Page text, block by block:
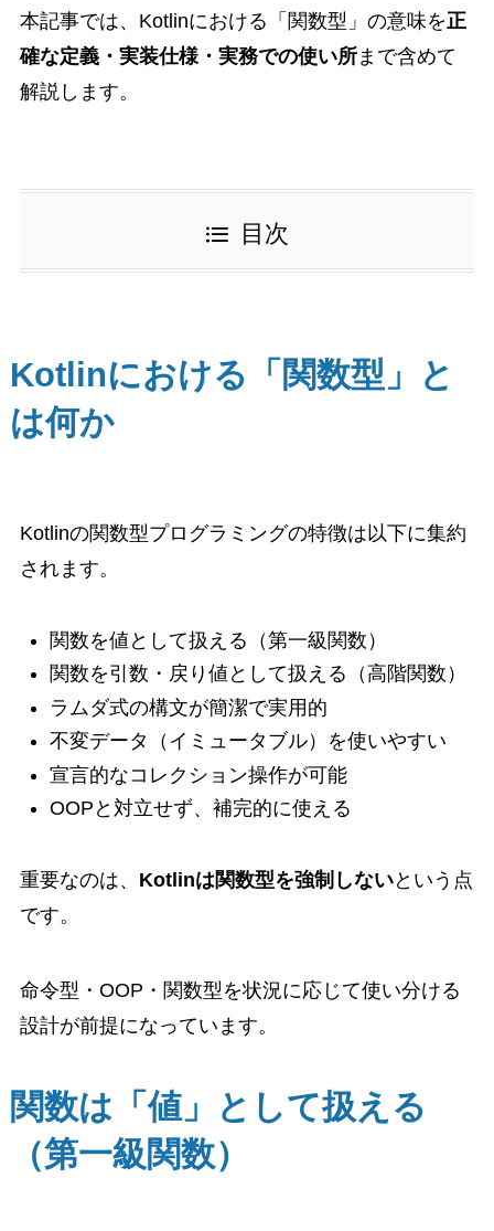
本記事では、Kotlinにおける「関数型」の意味を正
確な定義・実装仕様・実務での使い所まで含めて
解説します。
目次
Kotlinにおける「関数型」と
は何か
Kotlinの関数型プログラミングの特徴は以下に集約
されます。
関数を値として扱える（第一級関数）
関数を引数・戻り値として扱える（高階関数）
ラムダ式の構文が簡潔で実用的
不変データ（イミュータブル）を使いやすい
宣言的なコレクション操作が可能
OOPと対立せず、補完的に使える
重要なのは、 Kotlinは関数型を強制しないという点
です。
命令型・OOP・関数型を状況に応じて使い分ける
設計が前提になっています。
関数は「値」として扱える
（第一級関数）